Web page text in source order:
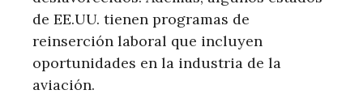
de EE.UU. tienen programas de
reinserción laboral que incluyen
oportunidades en la industria de la
aviación.